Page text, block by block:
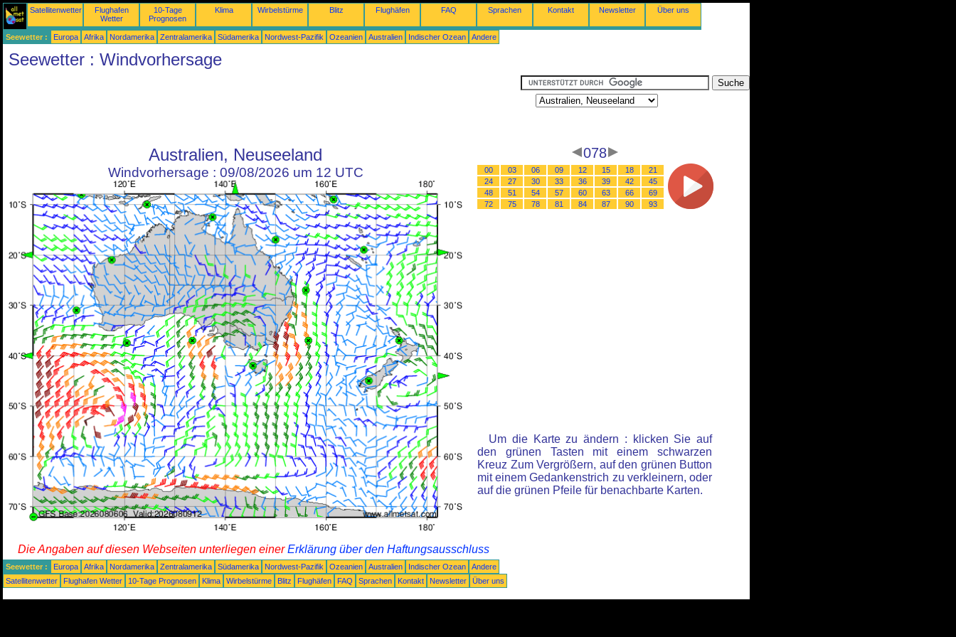
Satellitenwetter
Flughafen
Wetter
10-Tage
Prognosen
Klima Wirbelstürme Blitz Flughäfen FAQ Sprachen Kontakt Newsletter Über uns
Seewetter : Europa Afrika Nordamerika Zentralamerika Südamerika Nordwest-Pazifik Ozeanien Australien Indischer Ozean Andere
Seewetter : Windvorhersage
Australien, Neuseeland
Windvorhersage : 09/08/2026 um 12 UTC
078
00 03 06 09 12 15 18
21
24
27 30 33 36 39 42
45
48
51 54 57 60 63 66
69
72
75 78 81 84 87 90 93
Um die Karte zu ändern : klicken Sie auf
den grünen Tasten mit einem schwarzen
Kreuz Zum Vergrößern, auf den grünen Button
mit einem Gedankenstrich zu verkleinern, oder
auf die grünen Pfeile für benachbarte Karten.
Die Angaben auf diesen Webseiten unterliegen einerErklärung über den Haftungsausschluss
Seewetter : Europa Afrika Nordamerika Zentralamerika Südamerika Nordwest-Pazifik Ozeanien Australien Indischer Ozean
Andere
Satellitenwetter
Flughafen Wetter 10-Tage Prognosen Klima Wirbelstürme Blitz Flughäfen FAQ Sprachen Kontakt Newsletter Über uns